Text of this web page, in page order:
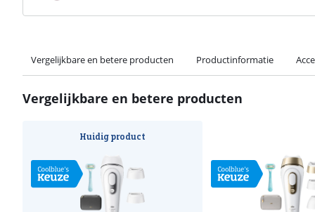
Vergelijkbare en betere producten Productinformatie
Vergelijkbare en betere producten
Huidig product